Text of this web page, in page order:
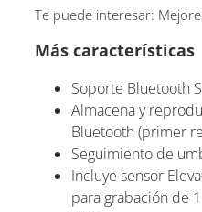
Te puede interesar:
Más características
Soporte Bluetooth
Almacena y
Bluetooth (primer
Seguimiento de
Incluye sensor
para grabación de